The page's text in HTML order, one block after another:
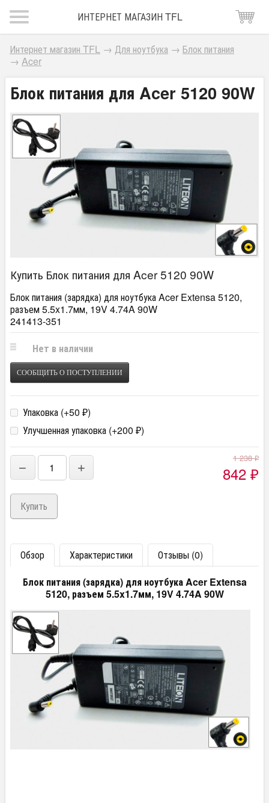
ИНТЕРНЕТ МАГАЗИН TFL
Интернет магазин TFL → Для ноутбука → Блок питания
→ Acer
Блок питания для Acer 5120 90W
Купить Блок питания для Acer 5120 90W
Блок питания (зарядка) для ноутбука Acer Extensa 5120,
разъем 5.5x1.7мм, 19V 4.74A 90W
241413-351
Нет в наличии
СООБЩИТЬ О ПОСТУПЛЕНИИ
Упаковка (+50 ₽)
Улучшенная упаковка (+200 ₽)
− +
1 238₽
842 ₽
Обзор Характеристики
Отзывы (0)
Блок питания (зарядка) для ноутбука Acer Extensa
5120, разъем 5.5x1.7мм, 19V 4.74A 90W